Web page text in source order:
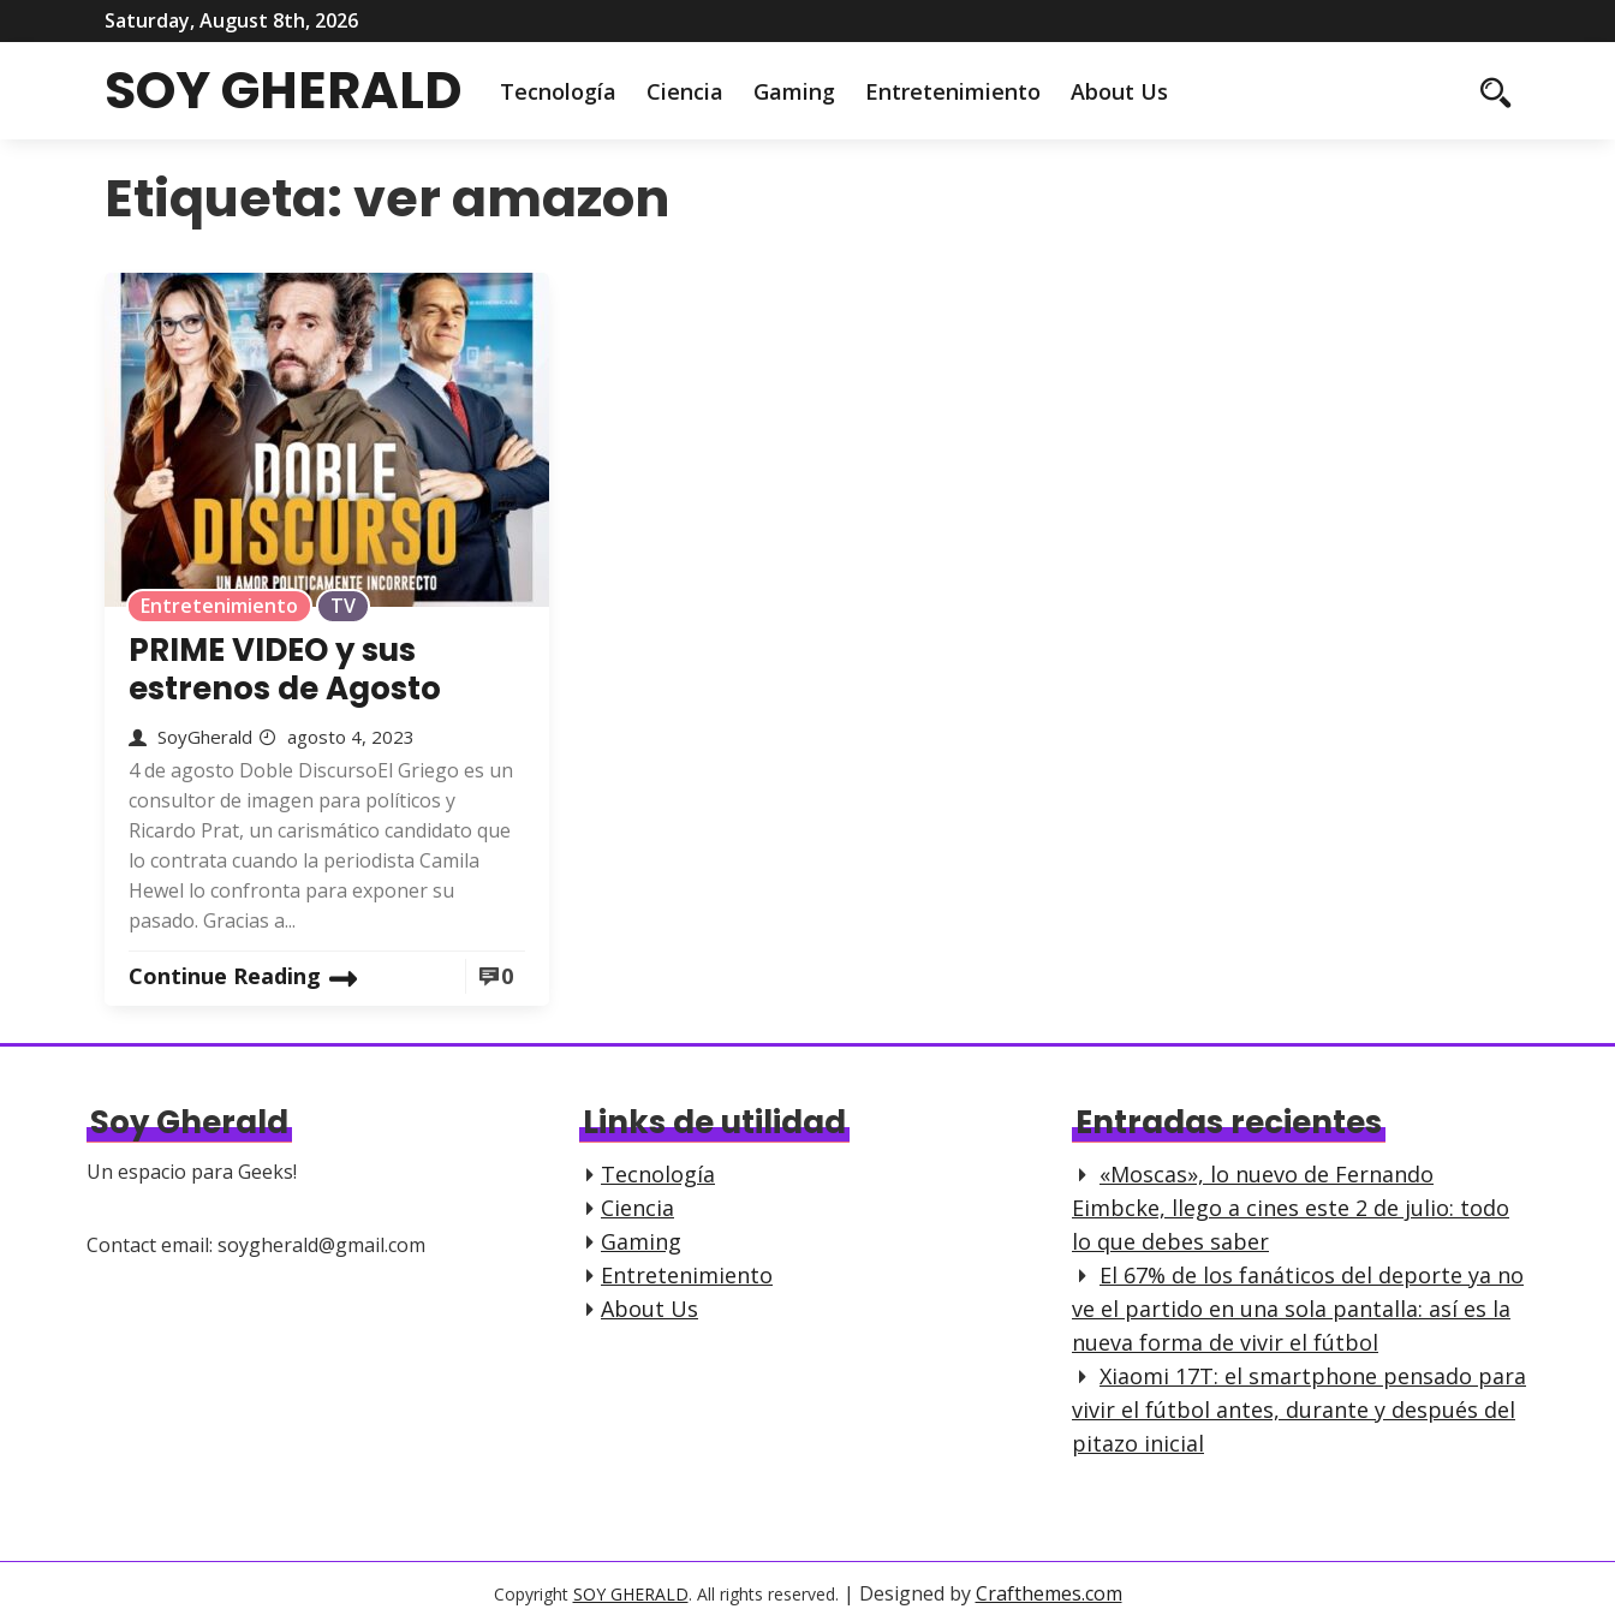
Saturday, August 8th, 2026
SOY GHERALD Tecnología Ciencia Gaming Entretenimiento About Us
Etiqueta:ver amazon
Entretenimiento TV
PRIME VIDEO y sus
estrenos de Agosto
SoyGherald agosto 4, 2023
4 de agosto Doble DiscursoEl Griego es un
consultor de imagen para políticos y
Ricardo Prat, un carismático candidato que
lo contrata cuando la periodista Camila
Hewel lo confronta para exponer su
pasado. Gracias a...
Continue Reading 0
Soy Gherald
Un espacio para Geeks!
Contact email: soygherald@gmail.com
Links de utilidad
Tecnología
Ciencia
Gaming
Entretenimiento
About Us
Entradas recientes
«Moscas», lo nuevo de Fernando
Eimbcke, llego a cines este 2 de julio: todo
lo que debes saber
El 67% de los fanáticos del deporte ya no
ve el partido en una sola pantalla: así es la
nueva forma de vivir el fútbol
Xiaomi 17T: el smartphone pensado para
vivir el fútbol antes, durante y después del
pitazo inicial
Copyright SOY GHERALD. All rights reserved. | Designed byCrafthemes.com